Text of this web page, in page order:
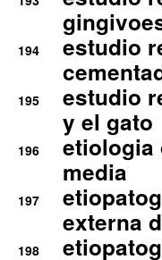
194
estudio
195
estudio
y el gato
196
etiologia
media
197
externa
198